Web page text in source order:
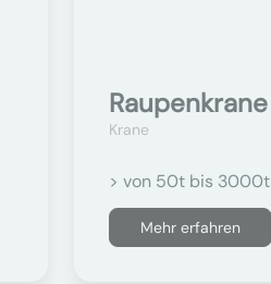
Raupenkrane
Krane
> von 50t bis 3000t
Mehr erfahren